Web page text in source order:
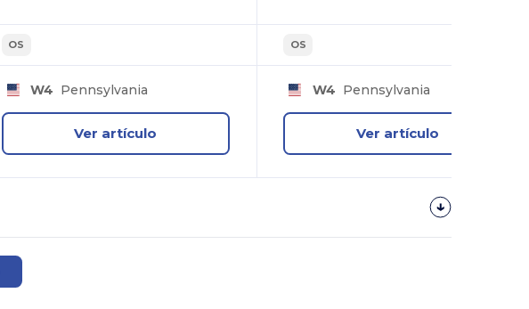
OS
W4 Pennsylvania
Ver artículo
OS
W4 Pennsylvania
Ver artículo